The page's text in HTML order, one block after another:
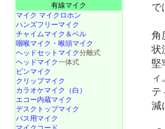
で
角
状
堅
テ
減
有線マイク
マイク マイクロホン
ハンズフリーマイク
チャイムマイク＆ベル
咽喉マイク・喉頭マイク
ヘッドセットマイク分離式
ヘッドマイク一体式
ピンマイク
クリップマイク
カラオケマイク（白）
エコー内蔵マイク
デスクトップマイク
バス用マイク